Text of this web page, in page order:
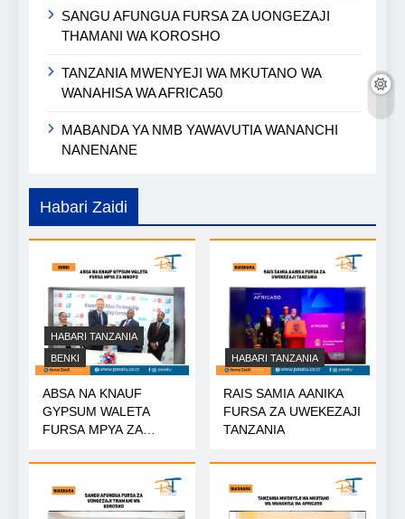
SANGU AFUNGUA FURSA ZA UONGEZAJI
THAMANI WA KOROSHO
TANZANIA MWENYEJI WA MKUTANO WA
WANAHISA WA AFRICA50
MABANDA YA NMB YAWAVUTIA WANANCHI
NANENANE
Habari Zaidi
HABARI TANZANIA
BENKI
ABSA NA KNAUF
GYPSUM WALETA
FURSA MPYA ZA
HABARI TANZANIA
RAIS SAMIA AANIKA
FURSA ZA UWEKEZAJI
TANZANIA